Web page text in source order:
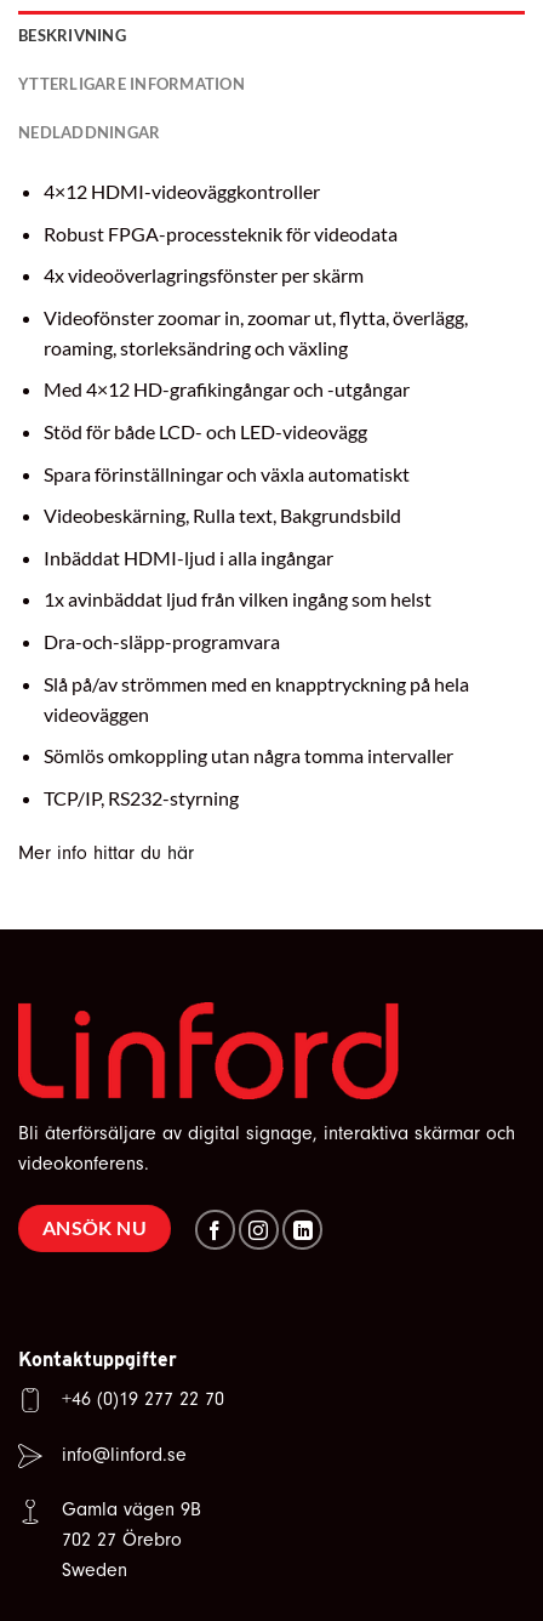
BESKRIVNING
YTTERLIGARE INFORMATION
NEDLADDNINGAR
4×12 HDMI-videoväggkontroller
Robust FPGA-processteknik för videodata
4x videoöverlagringsfönster per skärm
Videofönster zoomar in, zoomar ut, flytta, överlägg,
roaming, storleksändring och växling
Med 4×12 HD-grafikingångar och -utgångar
Stöd för både LCD- och LED-videovägg
Spara förinställningar och växla automatiskt
Videobeskärning, Rulla text, Bakgrundsbild
Inbäddat HDMI-ljud i alla ingångar
1x avinbäddat ljud från vilken ingång som helst
Dra-och-släpp-programvara
Slå på/av strömmen med en knapptryckning på hela
videoväggen
Sömlös omkoppling utan några tomma intervaller
TCP/IP, RS232-styrning
Mer info hittar du här
Bli återförsäljare av digital signage, interaktiva skärmar och
videokonferens.
ANSÖK NU
Kontaktuppgifter
+46 (0)19 277 22 70
info@linford.se
Gamla vägen 9B
702 27 Örebro
Sweden